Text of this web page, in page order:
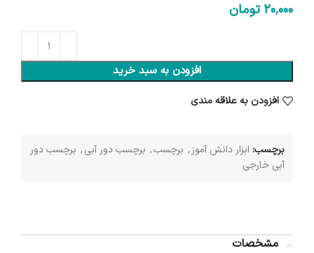
20٬000 تومان
افزودن به سبد خرید
افزودن به علاقه مندی
برچسب: ابزار دانش آموز, برچسب, برچسب دور آبی, برچسب دور
آبی خارجی
مشخصات